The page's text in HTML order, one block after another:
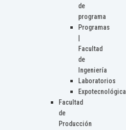
de
programa
Programas
Facultad
de
Ingeniería
Laboratorios
Expotecnológica
Facultad
de
Producción